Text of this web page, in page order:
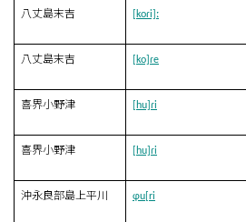
八丈島末吉 [koɾi]ː
八丈島末吉 [ko]ɾe
喜界小野津 [hu]ɾi
喜界小野津 [hu]ɾi
沖永良部島上平川 ɸu[ri